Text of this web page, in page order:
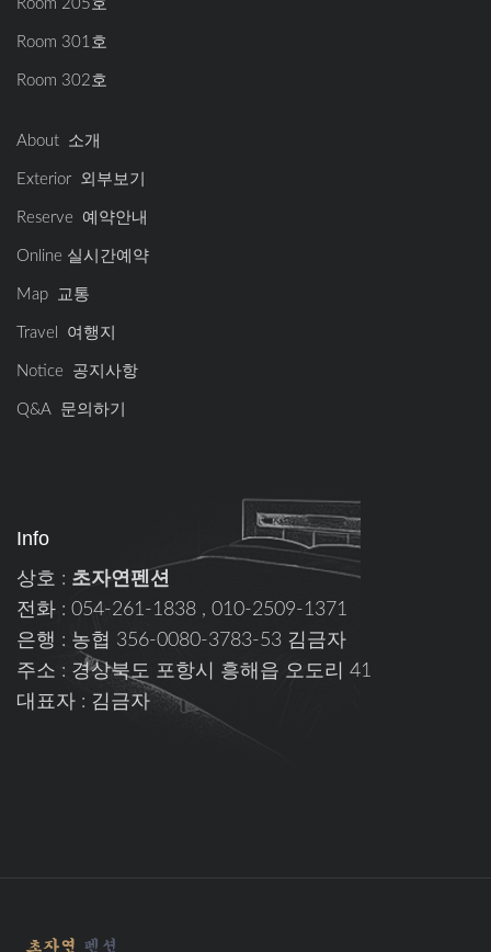
Room 205호
Room 301호
Room 302호
About 소개
Exterior 외부보기
Reserve 예약안내
Online 실시간예약
Map 교통
Travel 여행지
Notice 공지사항
Q&A 문의하기
Info
상호 : 초자연펜션
전화 : 054-261-1838 , 010-2509-1371
은행 : 농협 356-0080-3783-53 김금자
주소 : 경상북도 포항시 흥해읍 오도리 41
대표자 : 김금자